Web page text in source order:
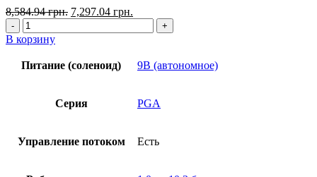
8,584.94грн. 7,297.04 грн.
В корзину
Питание (соленоид) 9В (автономное)
Серия PGA
Управление потоком Есть